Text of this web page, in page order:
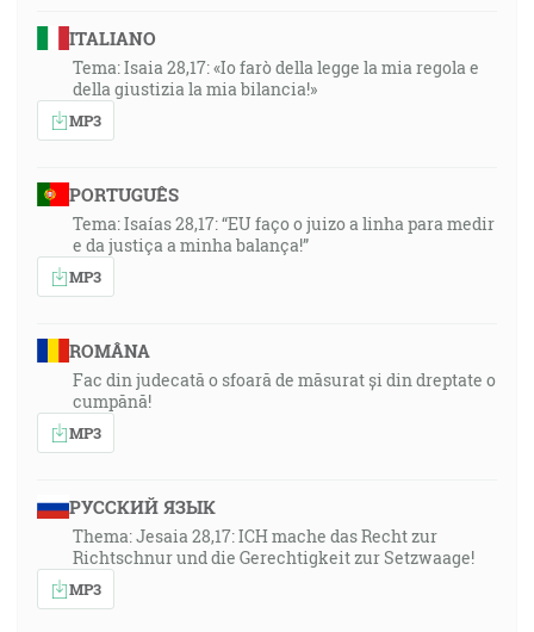
ITALIANO
Tema: Isaia 28,17: «Io farò della legge la mia regola e
della giustizia la mia bilancia!»
MP3
PORTUGUÊS
Tema: Isaías 28,17: “EU faço o juizo a linha para medir
e da justiça a minha balança!”
MP3
ROMÂNA
Fac din judecată o sfoară de măsurat și din dreptate o
cumpănă!
MP3
РУССКИЙ ЯЗЫК
Thema: Jesaia 28,17: ICH mache das Recht zur
Richtschnur und die Gerechtigkeit zur Setzwaage!
MP3